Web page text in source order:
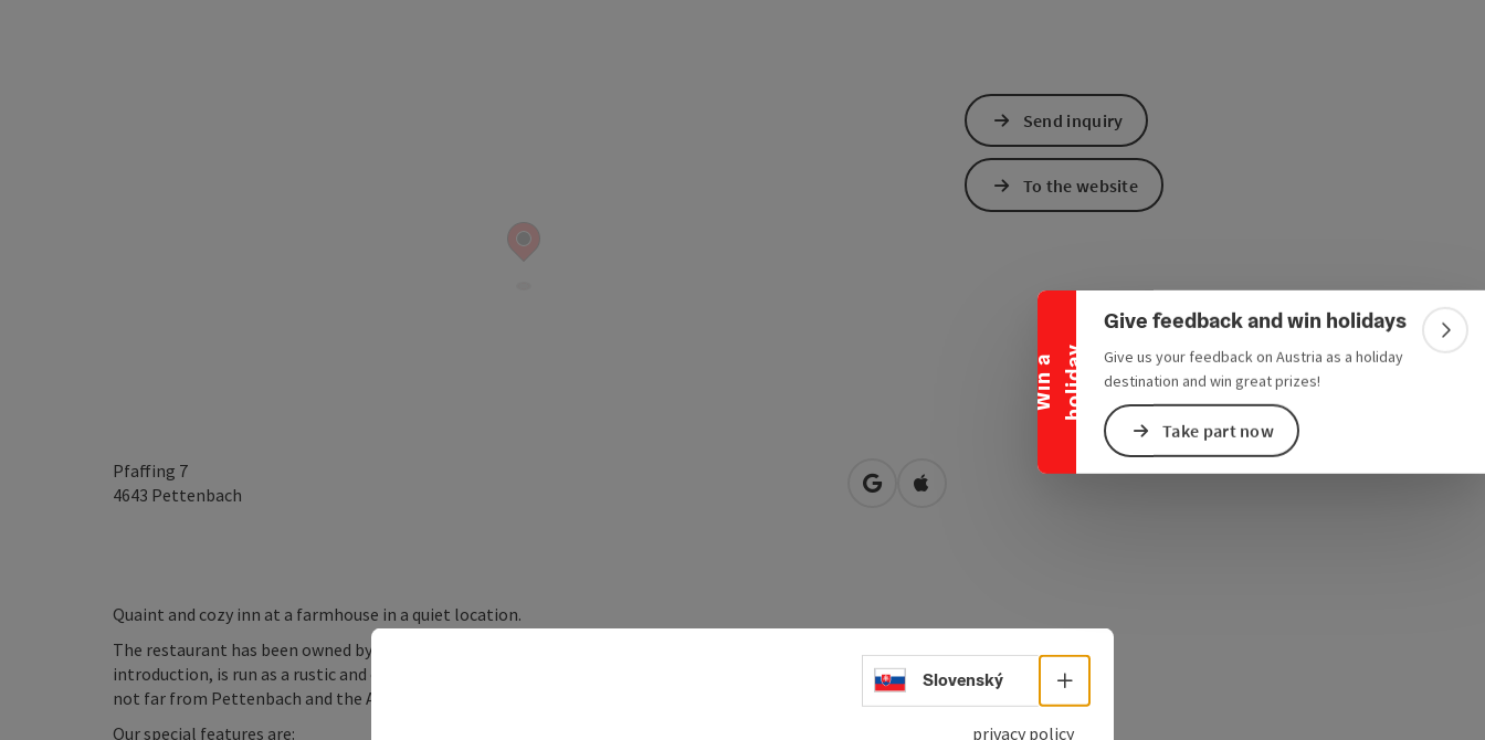
W
i
n
a
h
o
l
i
d
a y
Collapse banner Give feedback and win holidays
Give us your feedback on Austria as a holiday
destination and win great prizes!
Take part now
Pfaffing 7
4643 Pettenbach open in Google Maps
Open in Apple Maps
Quaint and cozy inn at a farmhouse in a quiet location.
The restaurant has been owned by the Hemetmair family for over a century and, as described in the
introduction, is run as a rustic and cozy farm tavern. It is located on marked cycling, hiking and riding trails,
not far from Pettenbach and the Alm. In winter we also have an illuminated ice stock rink (concrete).
Our special features are:
Send inquiry
To the website
Select language - Open menu
Slovenský
privacy policy